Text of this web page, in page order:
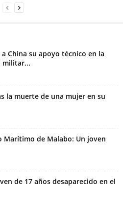
China su apoyo técnico en la
militar...
la muerte de una mujer en su
Marítimo de Malabo: Un joven
de 17 años desaparecido en el